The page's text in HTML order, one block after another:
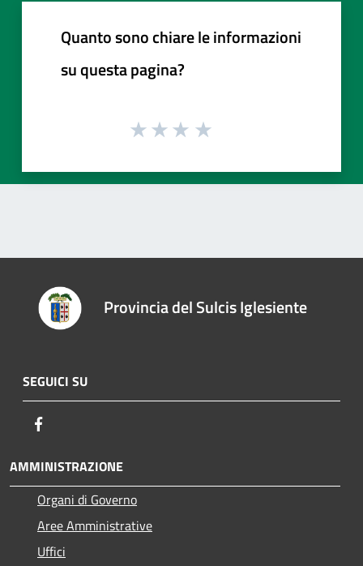
Quanto sono chiare le informazioni
su questa pagina?
Provincia del Sulcis Iglesiente
SEGUICI SU
AMMINISTRAZIONE
Organi di Governo
Aree Amministrative
Uffici